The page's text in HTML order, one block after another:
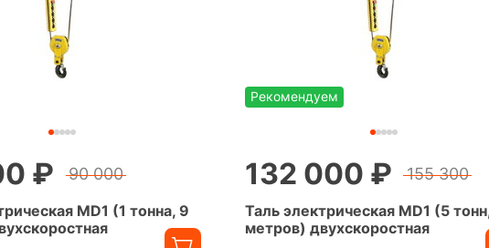
MD1 (1 тонна, 9
₽ 90 000
Таль электрическая MD1 (5
метров) двухскоростная
Рекомендуем
132 000 ₽ 155 300